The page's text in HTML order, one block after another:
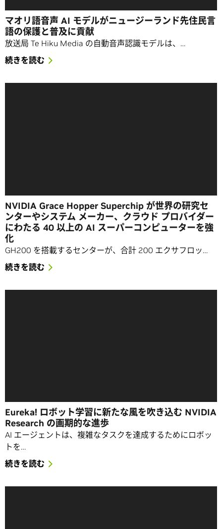
マオリ語音声 AI モデルがニュージーランド先住民言
語の保護と普及に貢献
放送局 Te Hiku Media の自動音声認識モデルは、…
続きを読む
NVIDIA Grace Hopper Superchip が世界の研究セ
ンターやシステム メーカー、クラウド プロバイダー
にわたる 40 以上の AI スーパーコンピューターを強
化
GH200 を搭載するセンターが、合計 200 エクサフロッ…
続きを読む
Eureka! ロボット学習に新たな風を吹き込む NVIDIA
Research の画期的な進歩
AI エージェントは、複雑なタスクを達成するためにロボッ
トを…
続きを読む